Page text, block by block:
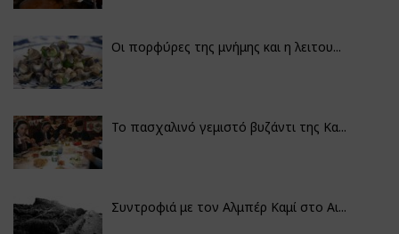
Οι πορφύρες της μνήμης και η λειτου...
Το πασχαλινό γεμιστό βυζάντι της Κα...
Συντροφιά με τον Αλμπέρ Καμί στο Αι...